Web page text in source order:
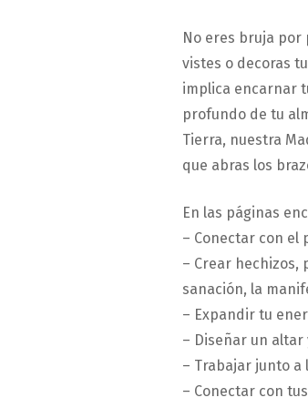
No eres bruja por
vistes o decoras
implica encarnar
profundo de tu
Tierra, nuestra
que abras los
En las páginas
– Conectar con el
– Crear hechizos,
sanación, la
– Expandir tu
– Diseñar un
– Trabajar junto a
– Conectar con